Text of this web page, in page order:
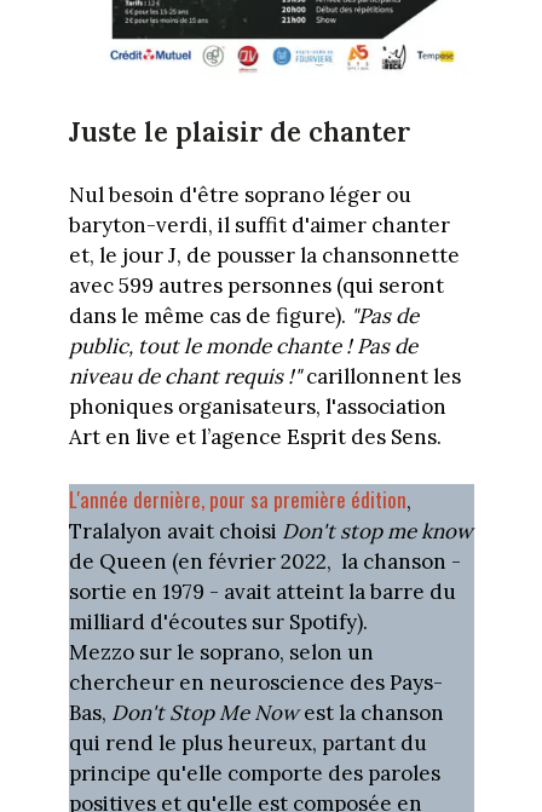
Juste le plaisir de chanter
Nul besoin d'être soprano léger ou
baryton-verdi, il suffit d'aimer chanter
et, le jour J, de pousser la chansonnette
avec 599 autres personnes (qui seront
dans le même cas de figure). "Pas de
public, tout le monde chante ! Pas de
niveau de chant requis !"carillonnent les
phoniques organisateurs, l'association
Art en live et l’agence Esprit des Sens.
L'année dernière, pour sa première édition,
Tralalyon avait choisi Don't stop me know
de Queen (en février 2022, la chanson -
sortie en 1979 - avait atteint la barre du
milliard d'écoutes sur Spotify).
Mezzo sur le soprano, selon un
chercheur en neuroscience des Pays-
Bas, Don't Stop Me Nowest la chanson
qui rend le plus heureux, partant du
principe qu'elle comporte des paroles
positives et qu'elle est composée en